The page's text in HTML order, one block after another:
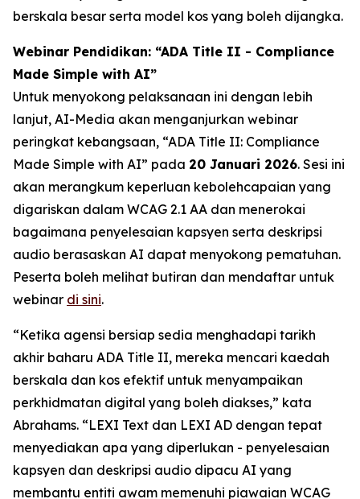
berskala besar serta model kos yang boleh dijangka.
Webinar Pendidikan: “ADA Title II - Compliance
Made Simple with AI”
Untuk menyokong pelaksanaan ini dengan lebih
lanjut, AI-Media akan menganjurkan webinar
peringkat kebangsaan, “ADA Title II: Compliance
Made Simple with AI” pada 20 Januari 2026. Sesi ini
akan merangkum keperluan kebolehcapaian yang
digariskan dalam WCAG 2.1 AA dan menerokai
bagaimana penyelesaian kapsyen serta deskripsi
audio berasaskan AI dapat menyokong pematuhan.
Peserta boleh melihat butiran dan mendaftar untuk
webinar di sini.
“Ketika agensi bersiap sedia menghadapi tarikh
akhir baharu ADA Title II, mereka mencari kaedah
berskala dan kos efektif untuk menyampaikan
perkhidmatan digital yang boleh diakses,” kata
Abrahams. “LEXI Text dan LEXI AD dengan tepat
menyediakan apa yang diperlukan - penyelesaian
kapsyen dan deskripsi audio dipacu AI yang
membantu entiti awam memenuhi piawaian WCAG